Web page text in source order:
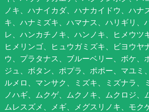
ノキ、ハナイカダ、ハナカイドウ、ハナ
キ、ハナミズキ、ハマナス、ハリギリ、
レ、ハンカチノキ、ハンノキ、ヒメウツ
ヒメリンゴ、ヒュウガミズキ、ビヨウヤ
ウ、プラタナス、ブルーベリー、ボケ、
ジュ、ボタン、ポプラ、ポポー、マユミ
ルメロ、マンサク、ミズキ、ミズナラ、
ノハギ、ムクゲ、ムクノキ、ムクロジ、
ムレスズメ、メギ、メグスリノキ、モク